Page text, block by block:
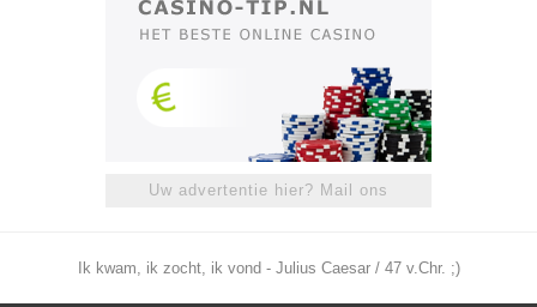
Uw advertentie hier? Mail ons
Ik kwam, ik zocht, ik vond - Julius Caesar / 47 v.Chr. ;)